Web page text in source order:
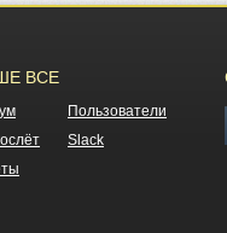
ВСЕ
Пользователи
Slack